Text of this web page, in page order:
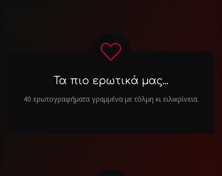
Τα πιο ερωτικά μας...
40 ερωτογραφήματα γραμμένα με τόλμη κι ειλικρίνεια.